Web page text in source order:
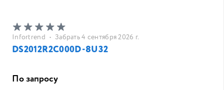
Infortrend • Забрать 4 сентября 2026 г.
DS2012R2C000D-8U32
По запросу